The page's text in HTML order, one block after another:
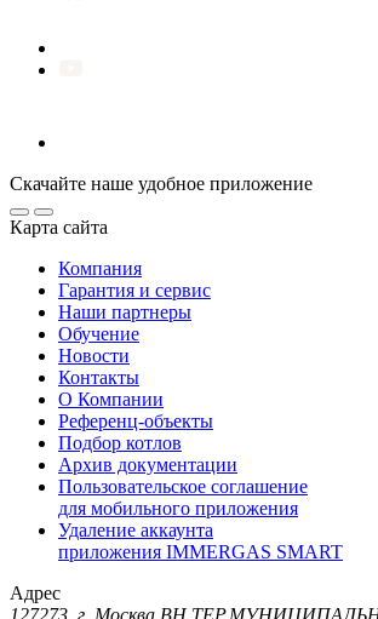
Скачайте наше удобное приложение
Карта сайта
Компания
Гарантия и сервис
Наши партнеры
Обучение
Новости
Контакты
О Компании
Референц-объекты
Подбор котлов
Архив документации
Пользовательское соглашение
для мобильного приложения
Удаление аккаунта
приложения IMMERGAS SMART
Адрес
127273, г. Москва